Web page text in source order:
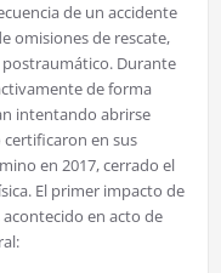
de un accidente
omisiones de rescate,
Durante
de forma
intentando abrirse
en sus
en 2017, cerrado el
El primer impacto de
en acto de